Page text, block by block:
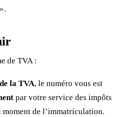
de TVA :
la TVA, le numéro vous est
par votre service des impôts
moment de l’immatriculation.